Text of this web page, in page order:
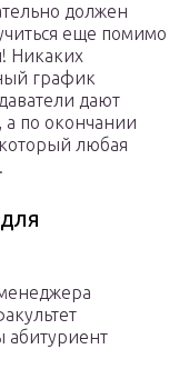
должен
еще помимо
Никаких
график
дают
по окончании
любая
абитуриент